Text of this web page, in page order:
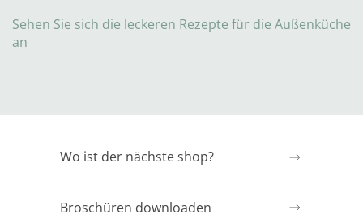
Sehen Sie sich die leckeren Rezepte für die Außenküche
an
Wo ist der nächste shop?
Broschüren downloaden